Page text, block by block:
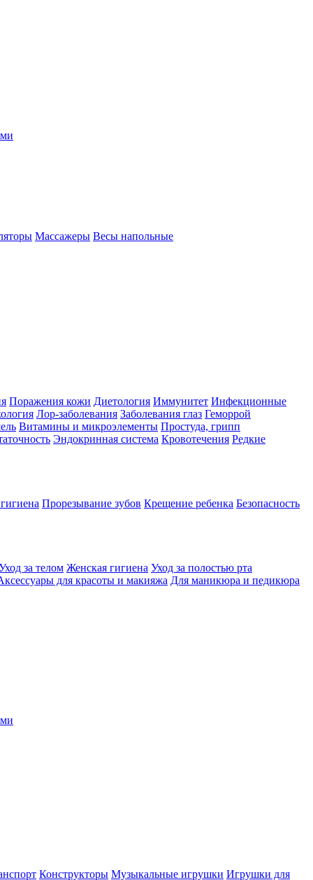
Массажеры Весы напольные
Поражения кожи Диетология Иммунитет Инфекционные
Лор-заболевания Заболевания глаз Геморрой
Витамины и микроэлементы Простуда, грипп
Эндокринная система Кровотечения Редкие
Прорезывание зубов Крещение ребенка Безопасность
за телом Женская гигиена Уход за полостью рта
для красоты и макияжа Для маникюра и педикюра
Конструкторы Музыкальные игрушки Игрушки для